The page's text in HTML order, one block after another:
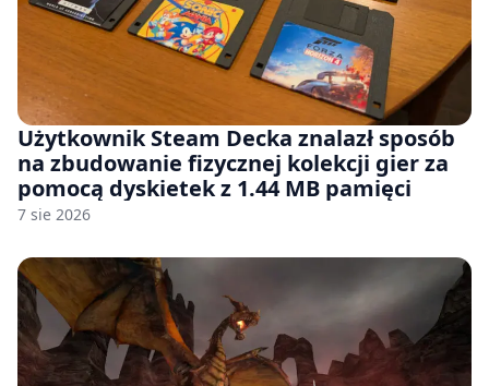
Użytkownik Steam Decka znalazł sposób
na zbudowanie fizycznej kolekcji gier za
pomocą dyskietek z 1.44 MB pamięci
7 sie 2026